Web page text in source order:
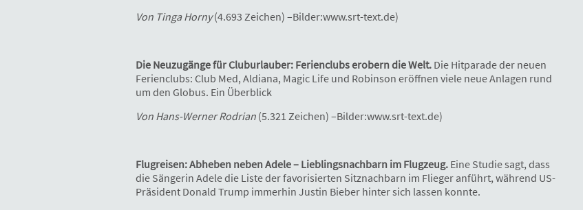
Von Tinga Horny(4.693 Zeichen) –Bilder:www.srt-text.de)
Die Neuzugänge für Cluburlauber: Ferienclubs erobern die Welt. Die Hitparade der neuen
Ferienclubs: Club Med, Aldiana, Magic Life und Robinson eröffnen viele neue Anlagen rund
um den Globus. Ein Überblick
Von Hans-Werner Rodrian (5.321 Zeichen) –Bilder:www.srt-text.de)
Flugreisen: Abheben neben Adele – Lieblingsnachbarn im Flugzeug. Eine Studie sagt, dass
die Sängerin Adele die Liste der favorisierten Sitznachbarn im Flieger anführt, während US-
Präsident Donald Trump immerhin Justin Bieber hinter sich lassen konnte.